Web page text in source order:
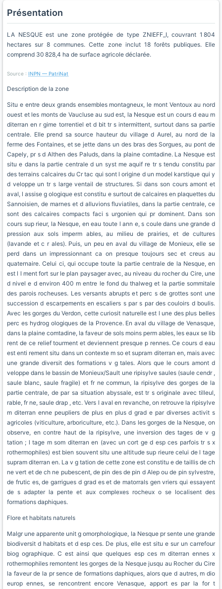
Présentation
LA NESQUE est une zone protégée de type ZNIEFF_I, couvrant 1 804
hectares sur 8 communes. Cette zone inclut 18 forêts publiques. Elle
comprend 30 828,4 ha de surface agricole déclarée.
Source : INPN — PatriNat
Description de la zone
Situ e entre deux grands ensembles montagneux, le mont Ventoux au nord
ouest et les monts de Vaucluse au sud est, la Nesque est un cours d eau m
diterran en r gime torrentiel et d bit tr s intermittent, surtout dans sa partie
centrale. Elle prend sa source hauteur du village d Aurel, au nord de la
ferme des Fontaines, et se jette dans un des bras des Sorgues, au pont de
Capely, pr s d Althen des Paluds, dans la plaine comtadine. La Nesque est
situ e dans la partie centrale d un syst me aquif re tr s tendu constitu par
des terrains calcaires du Cr tac qui sont l origine d un model karstique qui y
d veloppe un tr s large ventail de structures. Si dans son cours amont et
aval, l assise g ologique est constitu e surtout de calcaires en plaquettes du
Sannoisien, de marnes et d alluvions fluviatiles, dans la partie centrale, ce
sont des calcaires compacts faci s urgonien qui pr dominent. Dans son
cours sup rieur, la Nesque, en eau toute l ann e, s coule dans une grande d
pression aux sols imperm ables, au milieu de prairies, et de cultures
(lavande et c r ales). Puis, un peu en aval du village de Monieux, elle se
perd dans un impressionnant ca on presque toujours sec et creus au
quaternaire. Celui ci, qui occupe toute la partie centrale de la Nesque, en
est l l ment fort sur le plan paysager avec, au niveau du rocher du Cire, une
d nivel e d environ 400 m entre le fond du thalweg et la partie sommitale
des parois rocheuses. Les versants abrupts et perc s de grottes sont une
succession d escarpements en escaliers s par s par des couloirs d boulis.
Avec les gorges du Verdon, cette curiosit naturelle est l une des plus belles
perc es hydrog ologiques de la Provence. En aval du village de Venasque,
dans la plaine comtadine, la faveur de sols moins perm ables, les eaux se lib
rent de ce relief tourment et deviennent presque p rennes. Ce cours d eau
est enti rement situ dans un contexte m so et supram diterran en, mais avec
une grande diversit des formations v g tales. Alors que le cours amont d
veloppe dans le bassin de Monieux/Sault une ripisylve saules (saule cendr ,
saule blanc, saule fragile) et fr ne commun, la ripisylve des gorges de la
partie centrale, de par sa situation abyssale, est tr s originale avec tilleul,
rable, fr ne, saule drap , etc. Vers l aval en revanche, on retrouve la ripisylve
m diterran enne peupliers de plus en plus d grad e par diverses activit s
agricoles (viticulture, arboriculture, etc.). Dans les gorges de la Nesque, on
observe, en contre haut de la ripisylve, une inversion des tages de v g
tation ; l tage m som diterran en (avec un cort ge d esp ces parfois tr s x
rothermophiles) est bien souvent situ une altitude sup rieure celui de l tage
supram diterran en. La v g tation de cette zone est constitu e de taillis de ch
ne vert et de ch ne pubescent, de pin des de pin d Alep ou de pin sylvestre,
de frutic es, de garrigues d grad es et de matorrals gen vriers qui essayent
de s adapter la pente et aux complexes rocheux o se localisent des
formations daphiques.
Flore et habitats naturels
Malgr une apparente unit g omorphologique, la Nesque pr sente une grande
biodiversit d habitats et d esp ces. De plus, elle est situ e sur un carrefour
biog ographique. C est ainsi que quelques esp ces m diterran ennes x
rothermophiles remontent les gorges de la Nesque jusqu au Rocher du Cire
la faveur de la pr sence de formations daphiques, alors que d autres, m dio
europ ennes, se rencontrent encore Venasque, apport es par la for t